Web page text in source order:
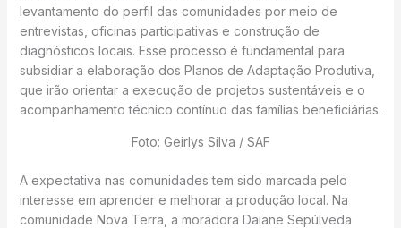
levantamento do perfil das comunidades por meio de
entrevistas, oficinas participativas e construção de
diagnósticos locais. Esse processo é fundamental para
subsidiar a elaboração dos Planos de Adaptação Produtiva,
que irão orientar a execução de projetos sustentáveis e o
acompanhamento técnico contínuo das famílias beneficiárias.
Foto: Geirlys Silva / SAF
A expectativa nas comunidades tem sido marcada pelo
interesse em aprender e melhorar a produção local. Na
comunidade Nova Terra, a moradora Daiane Sepúlveda